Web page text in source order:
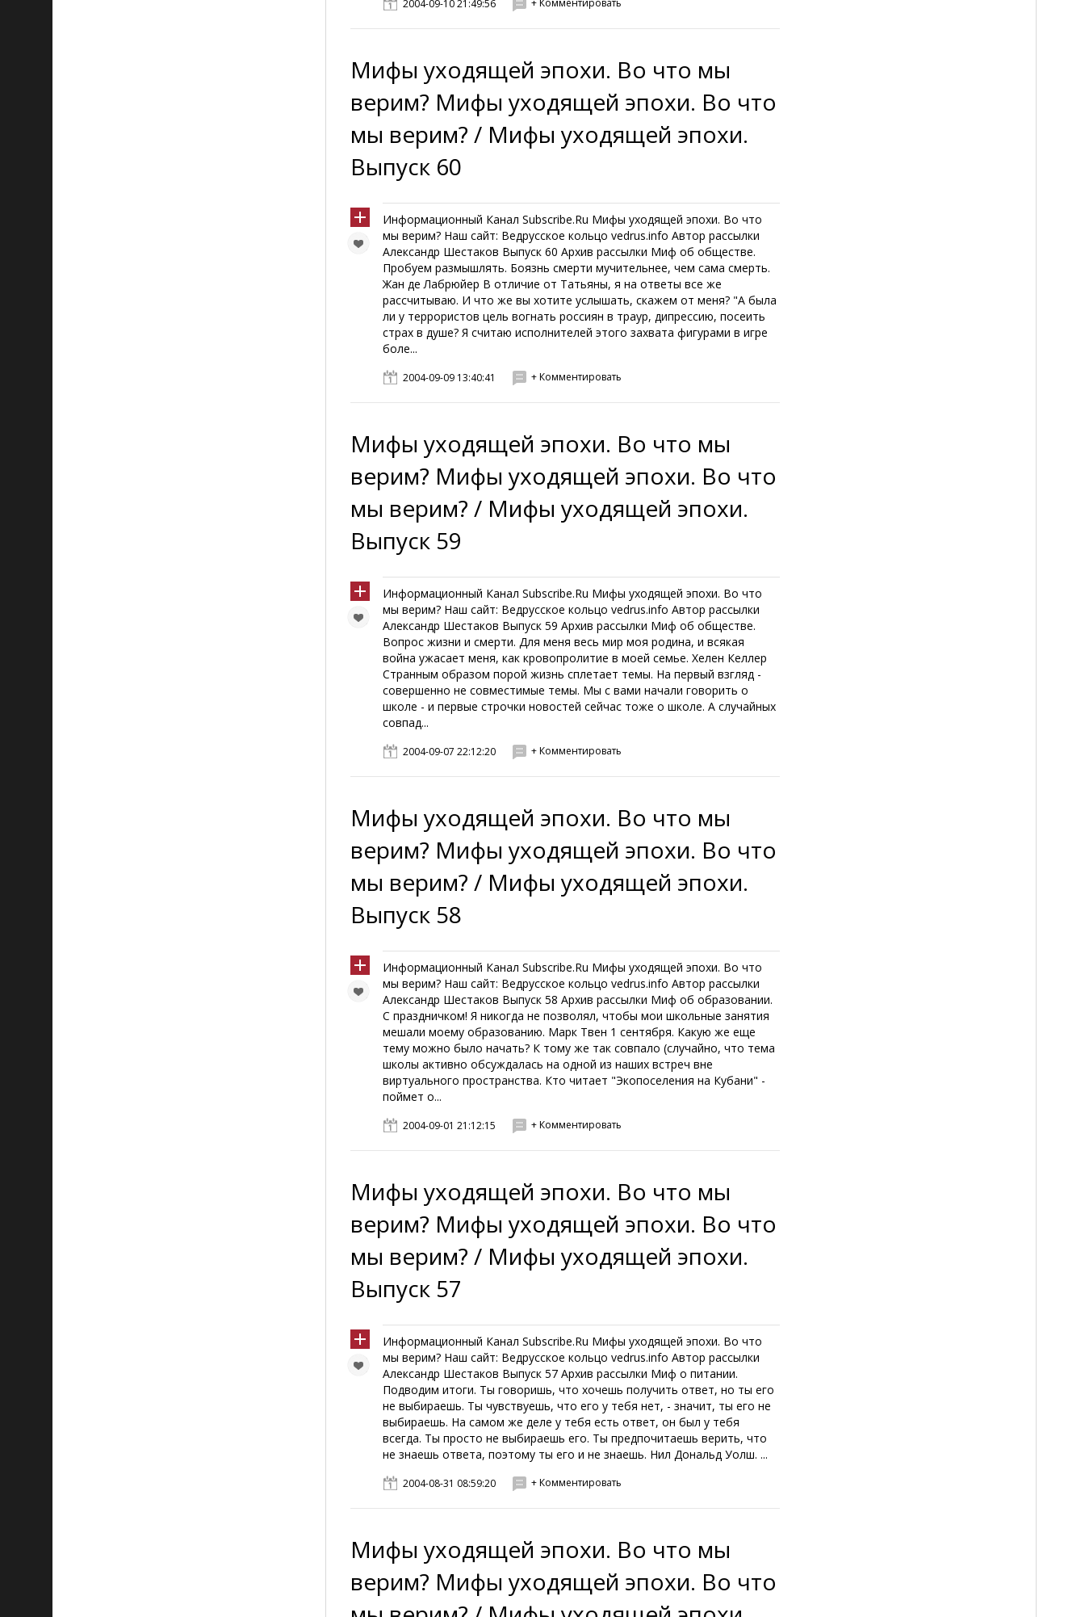
2004-09-10 21:49:56 + Комментировать
Мифы уходящей эпохи. Во что мы
верим? Мифы уходящей эпохи. Во что
мы верим? / Мифы уходящей эпохи.
Выпуск 60
Информационный Канал Subscribe.Ru Мифы уходящей эпохи. Во что
мы верим? Наш сайт: Ведрусское кольцо vedrus.info Автор рассылки
Александр Шестаков Выпуск 60 Архив рассылки Миф об обществе.
Пробуем размышлять. Боязнь смерти мучительнее, чем сама смерть.
Жан де Лабрюйер В отличие от Татьяны, я на ответы все же
рассчитываю. И что же вы хотите услышать, скажем от меня? "А была
ли у террористов цель вогнать россиян в траур, дипрессию, посеить
страх в душе? Я считаю исполнителей этого захвата фигурами в игре
боле...
2004-09-09 13:40:41 + Комментировать
Мифы уходящей эпохи. Во что мы
верим? Мифы уходящей эпохи. Во что
мы верим? / Мифы уходящей эпохи.
Выпуск 59
Информационный Канал Subscribe.Ru Мифы уходящей эпохи. Во что
мы верим? Наш сайт: Ведрусское кольцо vedrus.info Автор рассылки
Александр Шестаков Выпуск 59 Архив рассылки Миф об обществе.
Вопрос жизни и смерти. Для меня весь мир моя родина, и всякая
война ужасает меня, как кровопролитие в моей семье. Хелен Келлер
Странным образом порой жизнь сплетает темы. На первый взгляд -
совершенно не совместимые темы. Мы с вами начали говорить о
школе - и первые строчки новостей сейчас тоже о школе. А случайных
совпад...
2004-09-07 22:12:20 + Комментировать
Мифы уходящей эпохи. Во что мы
верим? Мифы уходящей эпохи. Во что
мы верим? / Мифы уходящей эпохи.
Выпуск 58
Информационный Канал Subscribe.Ru Мифы уходящей эпохи. Во что
мы верим? Наш сайт: Ведрусское кольцо vedrus.info Автор рассылки
Александр Шестаков Выпуск 58 Архив рассылки Миф об образовании.
С праздничком! Я никогда не позволял, чтобы мои школьные занятия
мешали моему образованию. Марк Твен 1 сентября. Какую же еще
тему можно было начать? К тому же так совпало (случайно, что тема
школы активно обсуждалась на одной из наших встреч вне
виртуального пространства. Кто читает "Экопоселения на Кубани" -
поймет о...
2004-09-01 21:12:15 + Комментировать
Мифы уходящей эпохи. Во что мы
верим? Мифы уходящей эпохи. Во что
мы верим? / Мифы уходящей эпохи.
Выпуск 57
Информационный Канал Subscribe.Ru Мифы уходящей эпохи. Во что
мы верим? Наш сайт: Ведрусское кольцо vedrus.info Автор рассылки
Александр Шестаков Выпуск 57 Архив рассылки Миф о питании.
Подводим итоги. Ты говоришь, что хочешь получить ответ, но ты его
не выбираешь. Ты чувствуешь, что его у тебя нет, - значит, ты его не
выбираешь. На самом же деле у тебя есть ответ, он был у тебя
всегда. Ты просто не выбираешь его. Ты предпочитаешь верить, что
не знаешь ответа, поэтому ты его и не знаешь. Нил Дональд Уолш. ...
2004-08-31 08:59:20 + Комментировать
Мифы уходящей эпохи. Во что мы
верим? Мифы уходящей эпохи. Во что